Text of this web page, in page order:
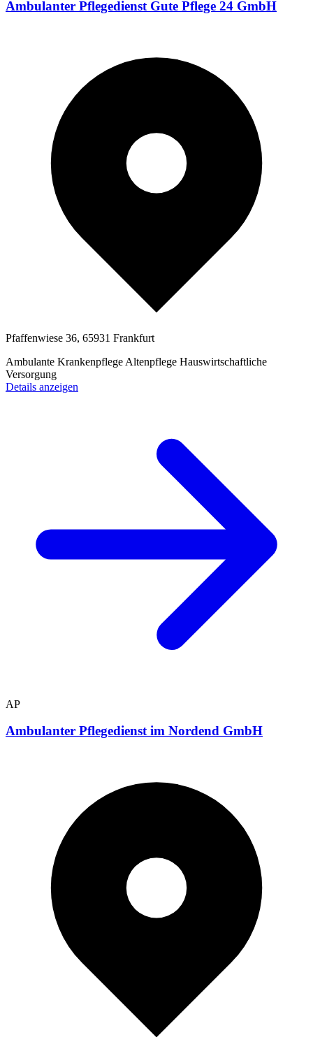
Ambulanter Pflegedienst Gute Pflege 24 GmbH
Pfaffenwiese 36, 65931 Frankfurt
Ambulante Krankenpflege Altenpflege Hauswirtschaftliche
Versorgung
Details anzeigen
AP
Ambulanter Pflegedienst im Nordend GmbH